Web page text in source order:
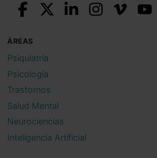
ÁREAS
Psiquiatría
Psicología
Trastornos
Salud Mental
Neurociencias
Inteligencia Artificial